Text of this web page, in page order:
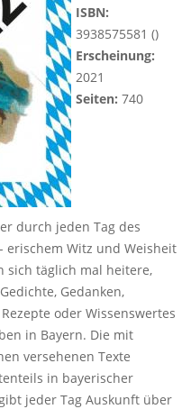
ISBN:
3938575581 ()
Erscheinung:
2021
Seiten: 740
durch jeden Tag des
erischem Witz und Weisheit
sich täglich mal heitere,
Gedanken,
oder Wissenswertes
in Bayern. Die mit
versehenen Texte
in bayerischer
jeder Tag Auskunft über